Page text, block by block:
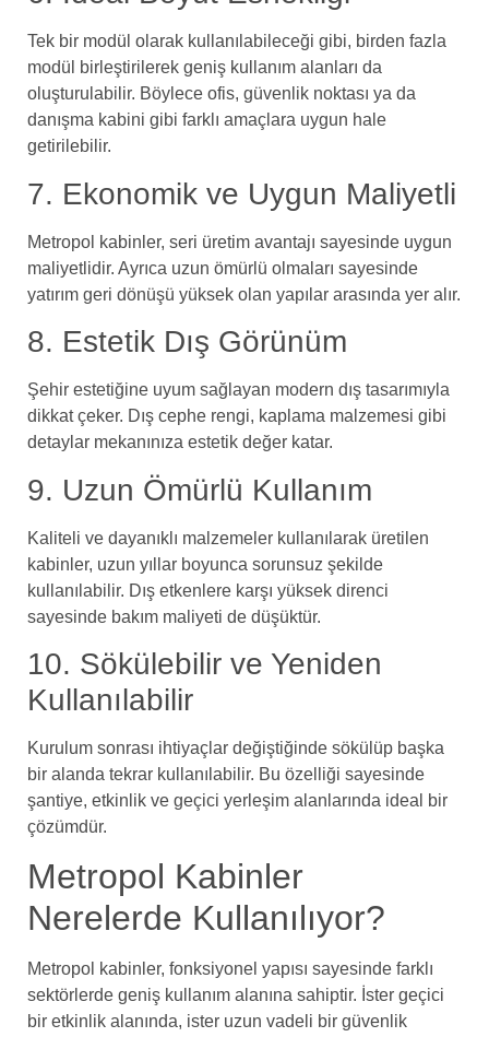
Tek bir modül olarak kullanılabileceği gibi, birden fazla
modül birleştirilerek geniş kullanım alanları da
oluşturulabilir. Böylece ofis, güvenlik noktası ya da
danışma kabini gibi farklı amaçlara uygun hale
getirilebilir.
7. Ekonomik ve Uygun Maliyetli
Metropol kabinler, seri üretim avantajı sayesinde uygun
maliyetlidir. Ayrıca uzun ömürlü olmaları sayesinde
yatırım geri dönüşü yüksek olan yapılar arasında yer alır.
8. Estetik Dış Görünüm
Şehir estetiğine uyum sağlayan modern dış tasarımıyla
dikkat çeker. Dış cephe rengi, kaplama malzemesi gibi
detaylar mekanınıza estetik değer katar.
9. Uzun Ömürlü Kullanım
Kaliteli ve dayanıklı malzemeler kullanılarak üretilen
kabinler, uzun yıllar boyunca sorunsuz şekilde
kullanılabilir. Dış etkenlere karşı yüksek direnci
sayesinde bakım maliyeti de düşüktür.
10. Sökülebilir ve Yeniden
Kullanılabilir
Kurulum sonrası ihtiyaçlar değiştiğinde sökülüp başka
bir alanda tekrar kullanılabilir. Bu özelliği sayesinde
şantiye, etkinlik ve geçici yerleşim alanlarında ideal bir
çözümdür.
Metropol Kabinler
Nerelerde Kullanılıyor?
Metropol kabinler, fonksiyonel yapısı sayesinde farklı
sektörlerde geniş kullanım alanına sahiptir. İster geçici
bir etkinlik alanında, ister uzun vadeli bir güvenlik